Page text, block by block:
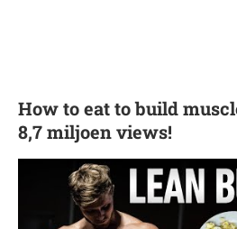
How to eat to build
8,7 miljoen views!